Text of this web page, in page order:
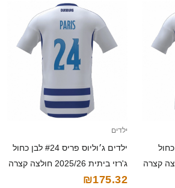
#20 לבן כחול
ילדים
ילדים ג׳וליוס פריס #24 לבן כחול
ג'רזי ביתית 2025/26 חולצה קצרה
₪175.32